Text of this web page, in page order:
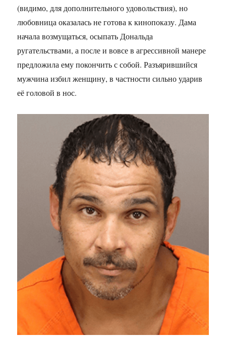
(видимо, для дополнительного удовольствия), но
любовница оказалась не готова к кинопоказу. Дама
начала возмущаться, осыпать Дональда
ругательствами, а после и вовсе в агрессивной манере
предложила ему покончить с собой. Разъярившийся
мужчина избил женщину, в частности сильно ударив
её головой в нос.